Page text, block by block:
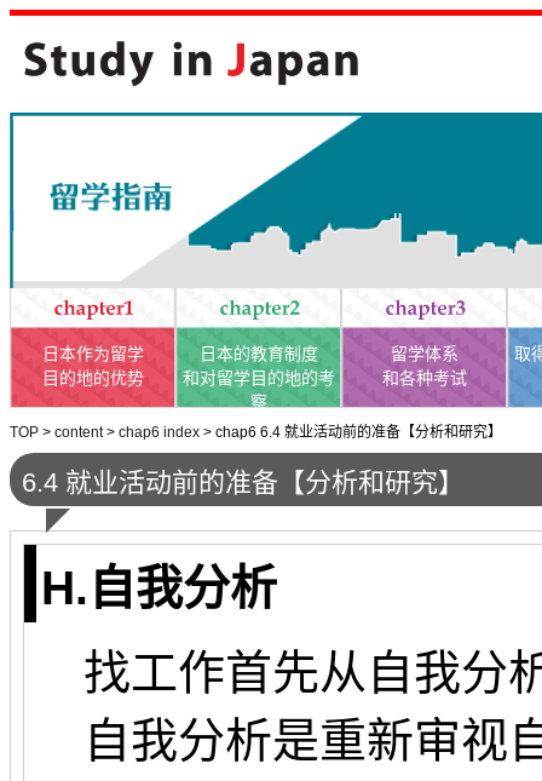
日本作为留学
目的地的优势
日本的教育制度
和对留学目的地的考
察
留学体系
和各种考试
取
TOP > content > chap6 index > chap6 6.4 就业活动前的准备【分析和研究】
6.4 就业活动前的准备【分析和研究】
H.自我分析
找工作首先从自我分
自我分析是重新审视